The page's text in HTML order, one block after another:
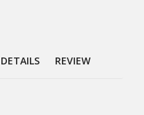
সঠিক বুদ্ধি বাতলে দেয়। নিরুপায়
REVIEW